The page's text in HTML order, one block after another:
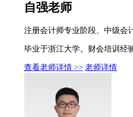
自强老师
注册会计师专业阶段、中级会
毕业于浙江大学。财会培训经
查看老师详情 >> 老师详情